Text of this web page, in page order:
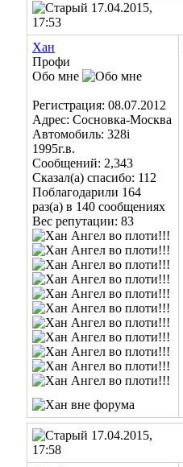
17.04.2015,
17:53
Хан
Профи
Обо мне
Регистрация: 08.07.2012
Адрес: Сосновка-Москва
Автомобиль: 328i
1995г.в.
Сообщений: 2,343
Сказал(а) спасибо: 112
Поблагодарили 164
раз(а) в 140 сообщениях
Вес репутации: 83
17.04.2015,
17:58